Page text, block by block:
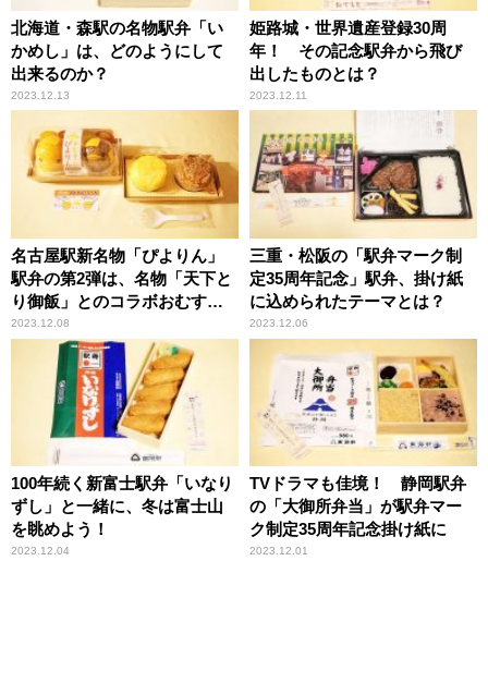
北海道・森駅の名物駅弁「い
かめし」は、どのようにして
出来るのか？
2023.12.13
姫路城・世界遺産登録30周
年！ その記念駅弁から飛び
出したものとは？
2023.12.11
名古屋駅新名物「ぴよりん」
駅弁の第2弾は、名物「天下と
り御飯」とのコラボおむす
び！
2023.12.08
三重・松阪の「駅弁マーク制
定35周年記念」駅弁、掛け紙
に込められたテーマとは？
2023.12.06
100年続く新富士駅弁「いなり
ずし」と一緒に、冬は富士山
を眺めよう！
2023.12.04
TVドラマも佳境！ 静岡駅弁
の「大御所弁当」が駅弁マー
ク制定35周年記念掛け紙に
2023.12.01